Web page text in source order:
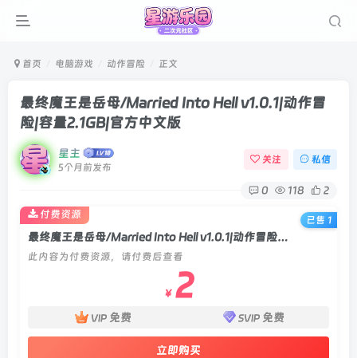
首页 电脑游戏 动作冒险 正文
最终魔王是岳母/Married Into Hell v1.0.1|动作冒
险|容量2.1GB|官方中文版
星主
5个月前发布
关注 私信
0 118 2
最终魔王是岳母/Married Into Hell v1.0.1|动作冒险|容量2.1GB|官方中文版
此内容为付费资源，请付费后查看
￥ 2
VIP 免费 SVIP 免费
立即购买
付费资源
已售 1